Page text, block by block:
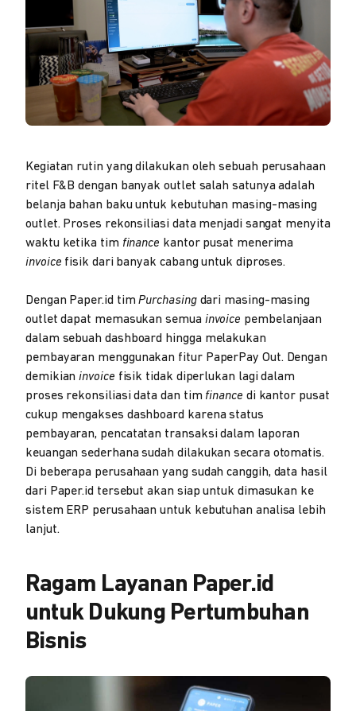
Kegiatan rutin yang dilakukan oleh sebuah perusahaan
ritel F&B dengan banyak outlet salah satunya adalah
belanja bahan baku untuk kebutuhan masing-masing
outlet. Proses rekonsiliasi data menjadi sangat menyita
waktu ketika tim finance kantor pusat menerima
invoice fisik dari banyak cabang untuk diproses.
Dengan Paper.id timPurchasing dari masing-masing
outlet dapat memasukan semua invoice pembelanjaan
dalam sebuah dashboard hingga melakukan
pembayaran menggunakan fitur PaperPay Out. Dengan
demikianinvoice fisik tidak diperlukan lagi dalam
proses rekonsiliasi data dan tim finance di kantor pusat
cukup mengakses dashboard karena status
pembayaran, pencatatan transaksi dalam laporan
keuangan sederhana sudah dilakukan secara otomatis.
Di beberapa perusahaan yang sudah canggih, data hasil
dari Paper.id tersebut akan siap untuk dimasukan ke
sistem ERP perusahaan untuk kebutuhan analisa lebih
lanjut.
Ragam Layanan Paper.id
untuk Dukung Pertumbuhan
Bisnis